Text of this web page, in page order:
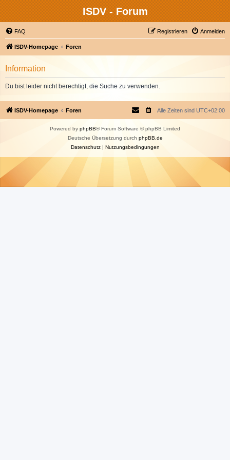
ISDV - Forum
FAQ Anmelden
Registrieren
ISDV-Homepage Foren
Information
Du bist leider nicht berechtigt, die Suche zu verwenden.
ISDV-Homepage Foren Alle Zeiten sind UTC+02:00
Powered by phpBB® Forum Software © phpBB Limited
Deutsche Übersetzung durch phpBB.de
Datenschutz| Nutzungsbedingungen